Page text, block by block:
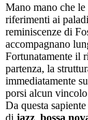
Mano mano che
riferimenti ai
reminiscenze di
accompagnano
Fortunatamente il
partenza, la
immediatamente
porsi alcun
Da questa
di jazz, bossa